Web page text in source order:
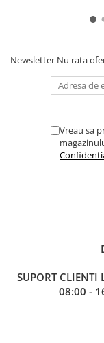
Marvel Univers
DC Univers
FUNKO POP!
Transformers
Modele Revell
Newsletter Nu rata
Vreau sa
SUPORT CLIENTI
08:00 -